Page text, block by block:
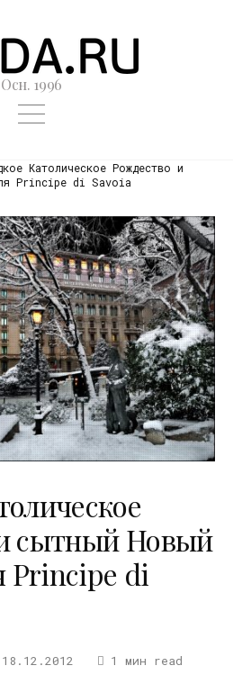
Осн. 1996
Католическое Рождество и
Principe di Savoia
сытный Новый
Principe di
18.12.2012 1 мин read